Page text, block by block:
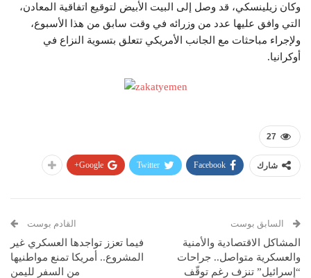
وكان زيلينسكي، قد وصل إلى البيت الأبيض لتوقيع اتفاقية المعادن،
التي وافق عليها عدد من وزرائه في وقت سابق من هذا الأسبوع،
ولإجراء مباحثات مع الجانب الأمريكي تتعلق بتسوية النزاع في
أوكرانيا.
27
شارك Facebook
Twitter
Google+
السابق بوست
المشاكل الاقتصادية والأمنية
والعسكرية متواصل.. جراحات
“إسرائيل” تنزف رغم توقّف
القادم بوست
فيما تعزز تواجدها العسكري غير
المشروع.. أمريكا تمنع مواطنيها
من السفر لليمن